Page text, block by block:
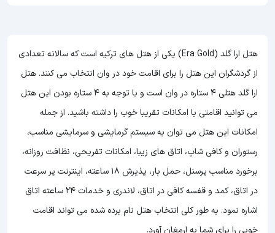
هتل ارا گلد (Era Gold) یکی از هتل های ترکیه است که سالانه تعدادی
از گردشگران این هتل را برای اقامت خود در وان انتخاب می کنند. هتل
ارا گلد هتلی 4 ستاره در وان است و با توجه به 4 ستاره بودن این هتل
می توانید اقامتی با امکانات تقریبا خوب را داشته باشید. از جمله
امکانات این هتل می توان به سیستم گرمایشی و سرمایشی مناسب،
رستوران و کافی شاپ، اتاق های زیبا، امکانات تفریحی، نظافت روزانه،
برخورد مناسب پرسنل، حمل بار، پذیرش 18 ساعته، اینترنت پر سرعت
در اتاق، کمد و قفسه کافی در اتاق، لاندری و خدمات 24 ساعته اتاق
اشاره نمود. به طور کلی انتخاب هتل نام برده شده می تواند اقامت
خوبی را برای شما به ارمغان آورد.